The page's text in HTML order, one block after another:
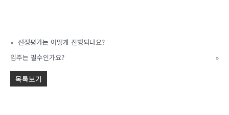
« 선정평가는 어떻게 진행되나요?
입주는 필수인가요?
»
목록보기